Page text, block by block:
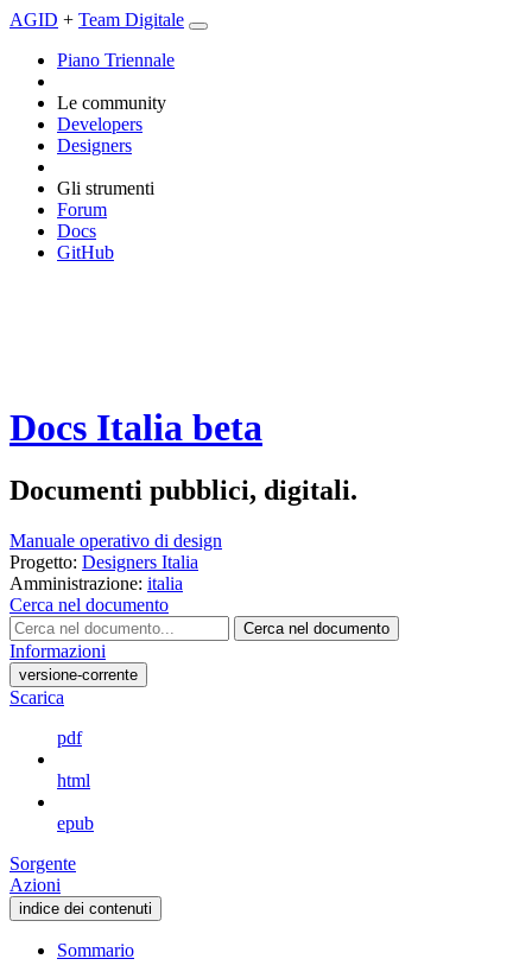
AGID + Team Digitale
Piano Triennale
Le community
Developers
Designers
Gli strumenti
Forum
Docs
GitHub
Docs Italia beta
Documenti pubblici, digitali.
Manuale operativo di design
Progetto: Designers Italia
Amministrazione: italia
Cerca nel documento
Cerca nel documento
Informazioni
versione-corrente
Scarica
pdf
html
epub
Sorgente
Azioni
indice dei contenuti
Sommario